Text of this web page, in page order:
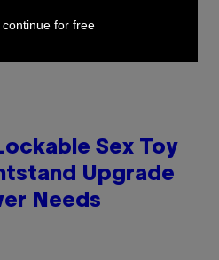
Sex Toy
Upgrade
Needs
continue for free